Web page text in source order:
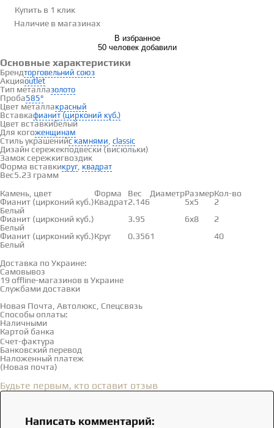
Купить в 1 клик
Наличие в магазинах
В избранное
50 человек добавили
Основные характеристики
Брендторговельний союз
Акцияoutlet
Тип металлазолото
Проба585°
Цвет металлакрасный
Вставкафианит (цирконий куб.)
Цвет вставкибелый
Для когоженщинам
Стиль украшенийс камнями classic
Дизайн сережекподвески (висюльки)
Замок сережкигвоздик
Форма вставкикруг, квадрат
Вес5.23 грамм
Вставки
Камень, цвет Форма Вес ДиаметрРазмерКол-во
Фианит (цирконий куб.)
Белый
Квадрат2.146 5х5
2
Фианит (цирконий куб.)
Белый
3.95 6х8
2
Фианит (цирконий куб.)
Белый
Круг 0.3561 40
Доставка по Украине:
Самовывоз
19 offline-магазинов в Украине
Службами доставки
Новая Почта, Автолюкс, Спецсвязь
Способы оплаты:
Наличными
Картой банка
Счет-фактура
Банковский перевод
Наложенный платеж
(Новая почта)
Будьте первым, кто оставит отзыв
Написать комментарий: